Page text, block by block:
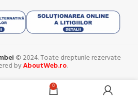
© 2024. Toate drepturile rezervate
byAboutWeb.ro.
0